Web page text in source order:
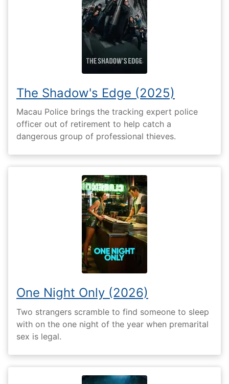
The Shadow's Edge (2025)
Macau Police brings the tracking expert police
officer out of retirement to help catch a
dangerous group of professional thieves.
One Night Only (2026)
Two strangers scramble to find someone to sleep
with on the one night of the year when premarital
sex is legal.